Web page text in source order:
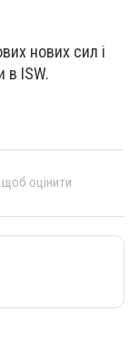
нових сил і
в ISW.
щоб оцінити